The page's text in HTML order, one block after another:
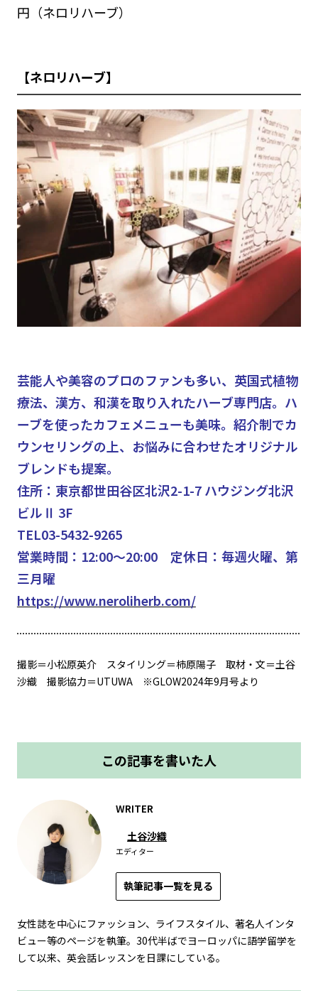
円（ネロリハーブ）
【ネロリハーブ】
芸能人や美容のプロのファンも多い、英国式植物
療法、漢方、和漢を取り入れたハーブ専門店。ハ
ーブを使ったカフェメニューも美味。紹介制でカ
ウンセリングの上、お悩みに合わせたオリジナル
ブレンドも提案。
住所：東京都世田谷区北沢2-1-7 ハウジング北沢
ビルⅡ 3F
TEL03-5432-9265
営業時間：12:00～20:00 定休日：毎週火曜、第
三月曜
https://www.neroliherb.com/
撮影＝小松原英介 スタイリング＝柿原陽子 取材・文＝土谷
沙織 撮影協力＝UTUWA ※GLOW2024年9月号より
この記事を書いた人
WRITER
土谷沙織
エディター
執筆記事一覧を見る
女性誌を中心にファッション、ライフスタイル、著名人インタ
ビュー等のページを執筆。30代半ばでヨーロッパに語学留学を
して以来、英会話レッスンを日課にしている。